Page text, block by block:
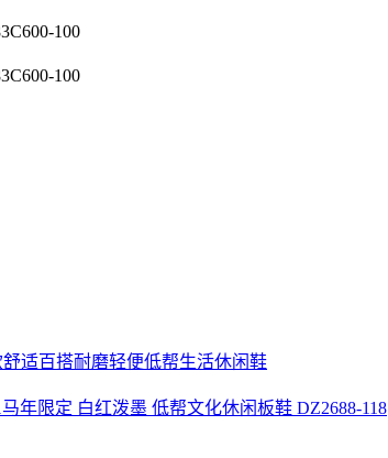
适百搭耐磨轻便低帮生活休闲鞋
马年限定 白红泼墨 低帮文化休闲板鞋 DZ2688-118